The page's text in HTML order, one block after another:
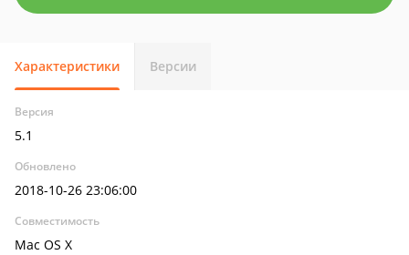
Характеристики Версии
Версия
5.1
Обновлено
2018-10-26 23:06:00
Совместимость
Mac OS X